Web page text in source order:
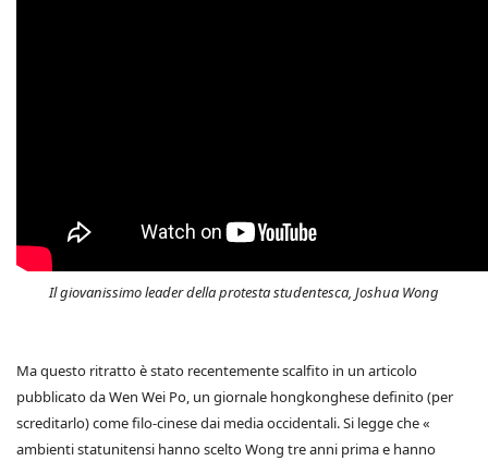
Il giovanissimo leader della protesta studentesca, Joshua Wong
Ma questo ritratto è stato recentemente scalfito in un articolo
pubblicato da Wen Wei Po, un giornale hongkonghese definito (per
screditarlo) come filo-cinese dai media occidentali. Si legge che «
ambienti statunitensi hanno scelto Wong tre anni prima e hanno